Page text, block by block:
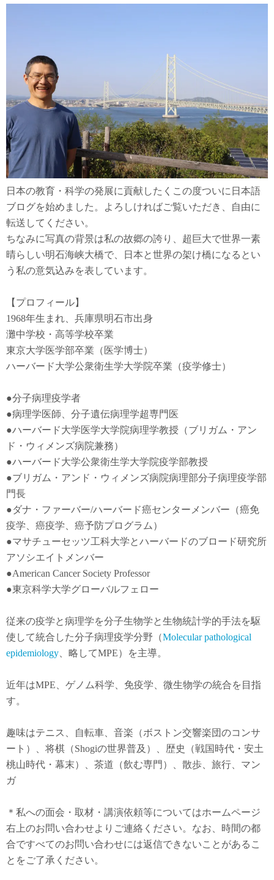
日本の教育・科学の発展に貢献したくこの度ついに日本語
ブログを始めました。よろしければご覧いただき、自由に
転送してください。
ちなみに写真の背景は私の故郷の誇り、超巨大で世界一素
晴らしい明石海峡大橋で、日本と世界の架け橋になるとい
う私の意気込みを表しています。
【プロフィール】
1968年生まれ、兵庫県明石市出身
灘中学校・高等学校卒業
東京大学医学部卒業（医学博士）
ハーバード大学公衆衛生学大学院卒業（疫学修士）
●分子病理疫学者
●病理学医師、分子遺伝病理学超専門医
●ハーバード大学医学大学院病理学教授（ブリガム・アン
ド・ウィメンズ病院兼務）
●ハーバード大学公衆衛生学大学院疫学部教授
●ブリガム・アンド・ウィメンズ病院病理部分子病理疫学部
門長
●ダナ・ファーバー/ハーバード癌センターメンバー（癌免
疫学
癌疫学 、癌予防プログラム）
●マサチューセッツ工科大学とハーバードのブロード研究所
アソシエイトメンバー
●American Cancer Society Professor
●東京科学大学グローバルフェロー
従来の疫学と病理学を分子生物学と生物統計学的手法を駆
使して統合した分子病理疫学分野（Molecular pathological
epidemiology 、略してMPE）を主導。
近年はMPE 、ゲノム科学、免疫学、微生物学の統合を目指
す。
趣味はテニス、自転車、音楽（ボストン交響楽団のコンサ
ート）、将棋（Shogiの世界普及）、歴史（戦国時代・安土
桃山時代・幕末）、茶道（飲む専門）、散歩、旅行、マン
ガ
＊私への面会・取材・講演依頼等についてはホームページ
右上のお問い合わせよりご連絡ください。なお、時間の都
合ですべてのお問い合わせには返信できないことがあるこ
とをご了承ください。